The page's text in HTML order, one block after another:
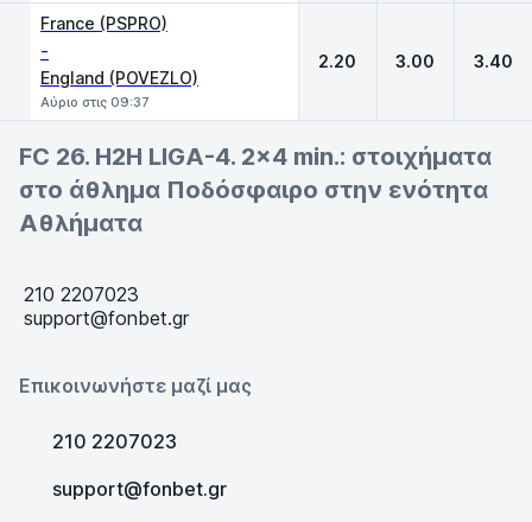
France (PSPRO)
-
England (POVEZLO)
Αύριο στις 09:37
2.20 3.00 3.40
FC 26. H2H LIGA-4. 2x4 min.: στοιχήματα
στο άθλημα Ποδόσφαιρο στην ενότητα
Αθλήματα
210 2207023
support@fonbet.gr
Επικοινωνήστε μαζί μας
210 2207023
support@fonbet.gr